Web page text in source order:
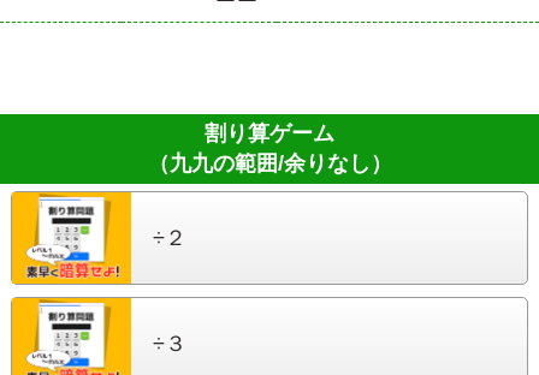
割り算ゲーム
（九九の範囲/余りなし）
÷２
÷３